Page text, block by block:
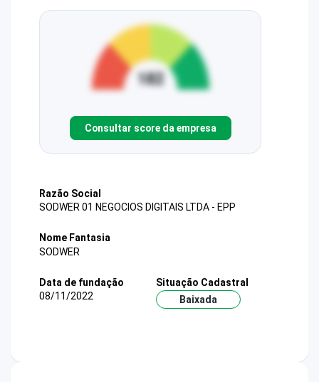
Consultar score da empresa
Razão Social
SODWER 01 NEGOCIOS DIGITAIS LTDA - EPP
Nome Fantasia
SODWER
Data de fundação
08/11/2022
Situação Cadastral
Baixada